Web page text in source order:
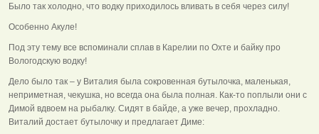
Было так холодно, что водку приходилось вливать в себя через силу!
Особенно Акуле!
Под эту тему все вспоминали сплав в Карелии по Охте и байку про
Вологодскую водку!
Дело было так – у Виталия была сокровенная бутылочка, маленькая,
неприметная, чекушка, но всегда она была полная. Как-то поплыли они с
Димой вдвоем на рыбалку. Сидят в байде, а уже вечер, прохладно.
Виталий достает бутылочку и предлагает Диме: